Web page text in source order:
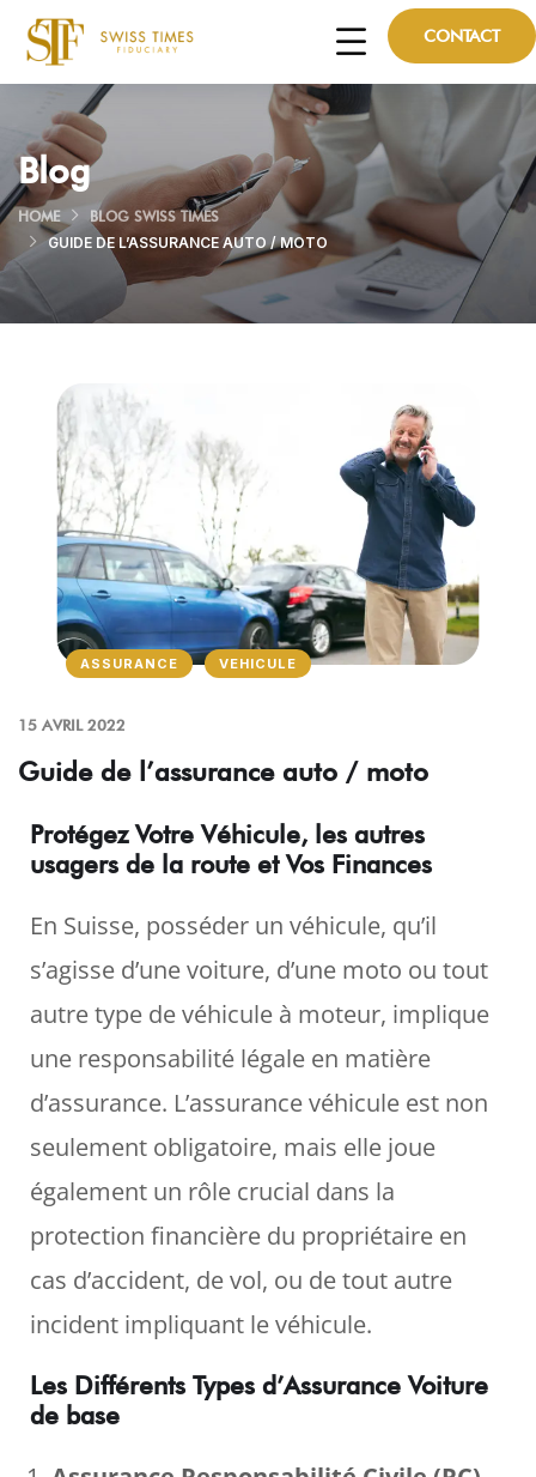
CONTACT
Blog
HOME
BLOG SWISS TIMES
GUIDE DE L’ASSURANCE AUTO / MOTO
ASSURANCE VEHICULE
15 AVRIL 2022
Guide de l’assurance auto / moto
Protégez Votre Véhicule, les autres
usagers de la route et Vos Finances
En Suisse, posséder un véhicule, qu’il
s’agisse d’une voiture, d’une moto ou tout
autre type de véhicule à moteur, implique
une responsabilité légale en matière
d’assurance. L’assurance véhicule est non
seulement obligatoire, mais elle joue
également un rôle crucial dans la
protection financière du propriétaire en
cas d’accident, de vol, ou de tout autre
incident impliquant le véhicule.
Les Différents Types d’Assurance Voiture
de base